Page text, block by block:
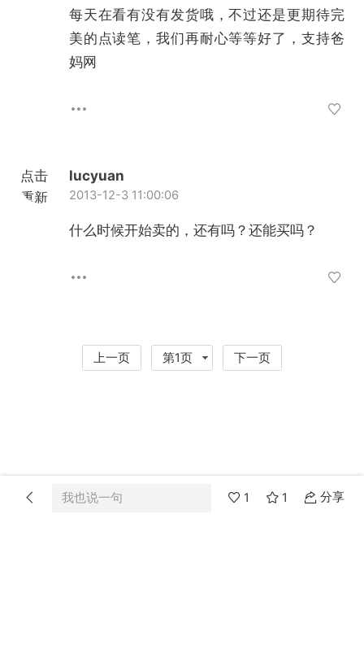
每天在看有没有发货哦，不过还是更期待完
美的点读笔，我们再耐心等等好了，支持爸
妈网
点击
重新
lucyuan
2013-12-3 11:00:06
什么时候开始卖的，还有吗？还能买吗？
我也说一句 1 1 分享
上一页 第1页 下一页